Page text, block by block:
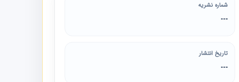
شماره نشریه
---
تاریخ انتشار
---